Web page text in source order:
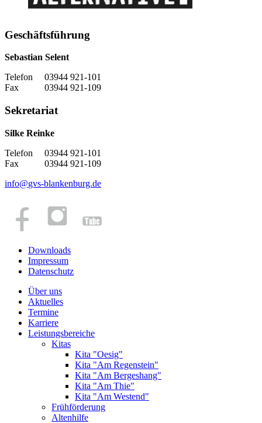
Geschäftsführung
Sebastian Selent
Telefon 03944 921-101
Fax 03944 921-109
Sekretariat
Silke Reinke
Telefon 03944 921-101
Fax 03944 921-109
info@gvs-blankenburg.de
Downloads
Impressum
Datenschutz
Über uns
Aktuelles
Termine
Karriere
Leistungsbereiche
Kitas
Kita "Oesig"
Kita "Am Regenstein"
Kita "Am Bergeshang"
Kita "Am Thie"
Kita "Am Westend"
Frühförderung
Altenhilfe